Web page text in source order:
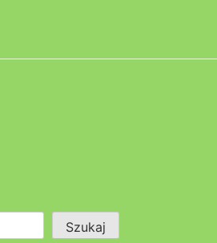
Szukaj